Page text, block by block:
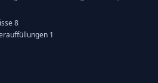
8
1